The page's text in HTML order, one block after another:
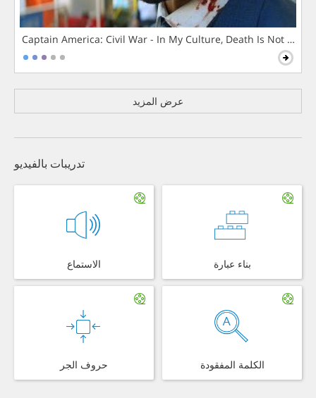
Captain America: Civil War - In My Culture, Death Is Not The
عرض المزيد
تدريبات بالفيديو
الاستماع بناء عبارة
حروف الجر الكلمة المفقودة